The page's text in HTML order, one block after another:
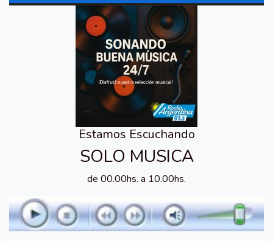
Estamos Escuchando
SOLO MUSICA
de 00.00hs. a 10.00hs.